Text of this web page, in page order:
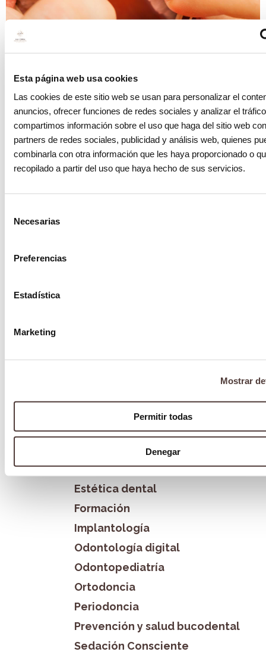
Esta página web usa cookies
Las cookies de este sitio web se usan para personalizar el
anuncios, ofrecer funciones de redes sociales y analizar el
compartimos información sobre el uso que haga del sitio web
partners de redes sociales, publicidad y análisis web, quienes
combinarla con otra información que les haya proporcionado o
recopilado a partir del uso que haya hecho de sus servicios.
Necesarias
Preferencias
Estadística
Marketing
Mostrar
Permitir todas
Denegar
¿Qué son las gomas elásticas
intermaxilares?
15 noviembre 2023
¿Qué es SARPE en ortodoncia?
Categorías
Bruxismo
Clínica La Victoria
Estética dental
Formación
Implantología
Odontología digital
Odontopediatría
Ortodoncia
Periodoncia
Prevención y salud bucodental
Sedación Consciente